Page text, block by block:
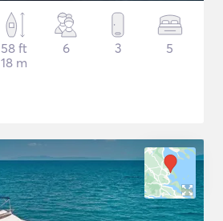
58 ft
18 m
6 3 5